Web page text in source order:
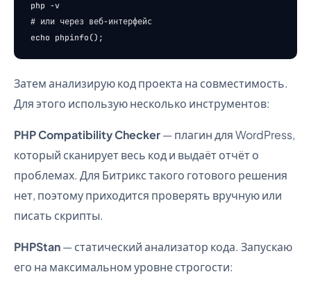
php -v
# или через веб-интерфейс
Затем анализирую код проекта на совместимость.
Для этого использую несколько инструментов:
PHP Compatibility Checker— плагин для WordPress,
который сканирует весь код и выдаёт отчёт о
проблемах. Для Битрикс такого готового решения
нет, поэтому приходится проверять вручную или
писать скрипты.
PHPStan— статический анализатор кода. Запускаю
его на максимальном уровне строгости: